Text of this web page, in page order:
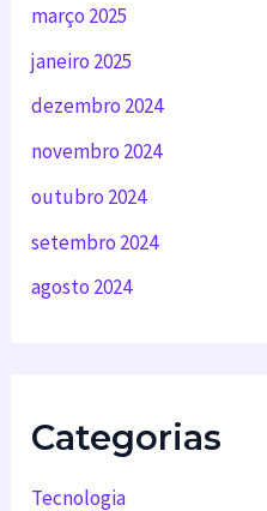
março 2025
janeiro 2025
dezembro 2024
novembro 2024
outubro 2024
setembro 2024
agosto 2024
Categorias
Tecnologia